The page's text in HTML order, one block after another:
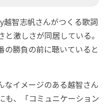
智志帆さんがつくる歌詞
激しさが同居している。
の勝負の前に聴いていると
イメージのある越智さん
も、「コミュニケーション